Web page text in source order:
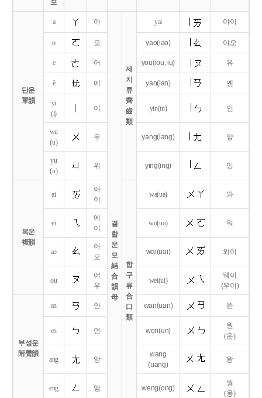
모
단운
單韻
a 아
결
합
운
모
結
合
韻
母
제
치
류
齊
齒
類
yai 야이
o 오 yao(iao) 야오
e 어 you(iou,iu) 유
ê 에 yan(ian) 옌
yi
(i)
이 yin(in) 인
wu
(u)
우 yang(iang) 양
yu
(u)
위 ying(ing) 잉
복운
複韻
ai
아
이
합
구
류
合
口
類
wa(ua) 와
ei
에
이
wo(uo) 워
ao
아
오
wai(uai) 와이
ou
어
우
wei(ui)
웨이
(우이)
부성운
附聲韻
an 안 wan(uan) 완
en 언 wen(un)
원
(운)
ang 앙
wang
(uang)
왕
eng 엉 weng(ong)
웡
(웅)